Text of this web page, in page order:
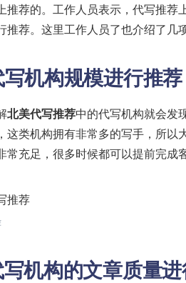
推荐的。工作人员表示，代写推
推荐。这里工作人员了也介绍了几
机构规模进行推荐
北美代写推荐中的代写机构就会发
这类机构拥有非常多的写手，所
常充足，很多时候都可以提前完成
机构的文章质量